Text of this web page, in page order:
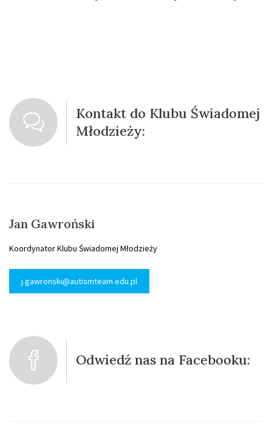
Kontakt do Klubu Świadomej
Młodzieży:
Jan Gawroński
Koordynator Klubu Świadomej Młodzieży
j.gawronski@autismteam.edu.pl
Odwiedź nas na Facebooku: